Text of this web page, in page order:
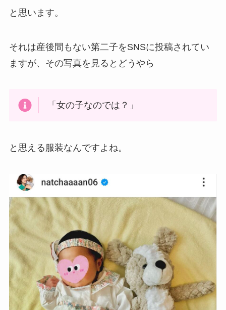
と思います。
それは産後間もない第二子をSNSに投稿されてい
ますが、その写真を見るとどうやら
「女の子なのでは？」
と思える服装なんですよね。